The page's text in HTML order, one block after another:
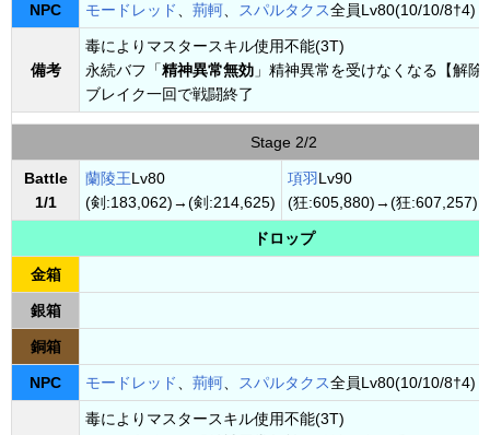
NPC モードレッド 荊軻 スパルタクス全員Lv80(10/10/8†4)
備考
毒によりマスタースキル使用不能(3T)
永続バフ「精神異常無効 」精神異常を受けなくなる【解除
ブレイク一回で戦闘終了
Stage 2/2
Battle
1/1
蘭陵王Lv80
(剣:183,062)→(剣:214,625)
項羽Lv90
(狂:605,880)→(狂
ドロップ
金箱
銀箱
銅箱
NPC モードレッド 荊軻 スパルタクス全員Lv80(10/10/8†4)
毒によりマスタースキル使用不能(3T)